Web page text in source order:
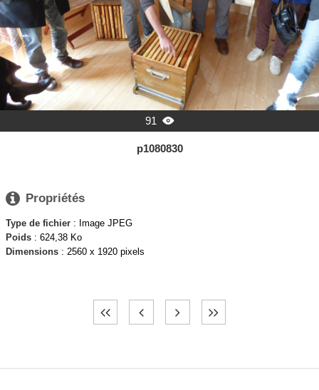
91 
p1080830
 Propriétés
Type de fichier : Image JPEG
Poids : 624,38 Ko
Dimensions : 2560 x 1920 pixels